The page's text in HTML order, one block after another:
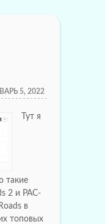
5, 2022
Тут я
такие
2 и PAC-
в
топовых